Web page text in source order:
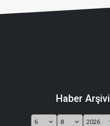
Haber Arşivi